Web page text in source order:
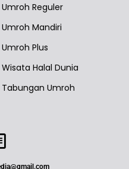
Umroh Reguler
Umroh Mandiri
Umroh Plus
Wisata Halal Dunia
Tabungan Umroh